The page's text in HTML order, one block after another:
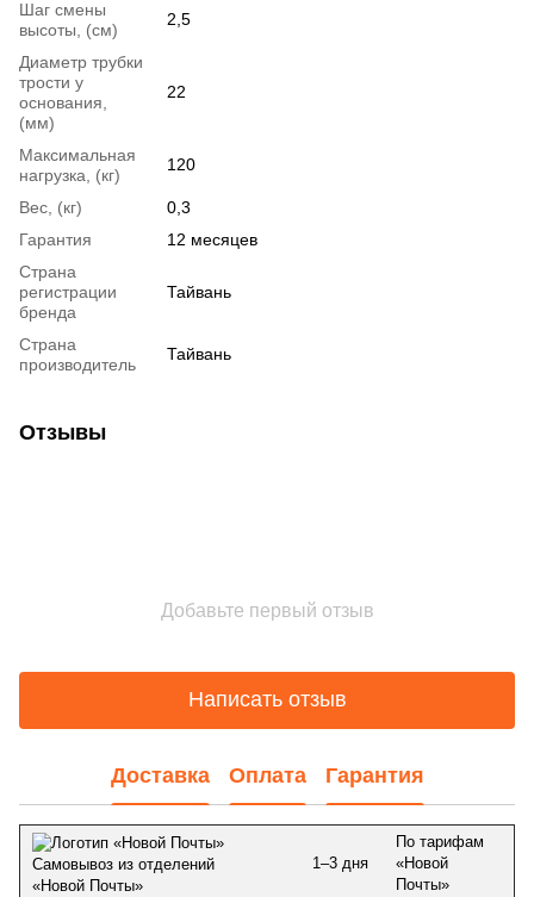
Шаг смены
высоты, (см)
2,5
Диаметр трубки
трости у
основания,
(мм)
22
Максимальная
нагрузка, (кг)
120
Вес, (кг)
0,3
Гарантия
12 месяцев
Страна
регистрации
бренда
Тайвань
Страна
производитель
Тайвань
Отзывы
Добавьте первый отзыв
Написать отзыв
Доставка Оплата Гарантия
Самовывоз из отделений
«Новой Почты»
1–3 дня
По тарифам
«Новой
Почты»